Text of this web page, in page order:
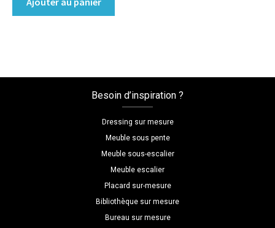
Besoin d’inspiration ?
Dressing sur mesure
Meuble sous pente
Meuble sous-escalier
Meuble escalier
Placard sur-mesure
Bibliothèque sur mesure
Bureau sur mesure